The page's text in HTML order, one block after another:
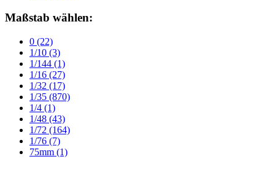
Maßstab wählen:
0 (22)
1/10 (3)
1/144 (1)
1/16 (27)
1/32 (17)
1/35 (870)
1/4 (1)
1/48 (43)
1/72 (164)
1/76 (7)
75mm (1)